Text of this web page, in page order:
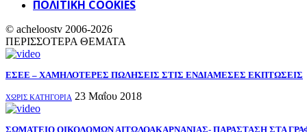
ΠΟΛΙΤΙΚΗ COOKIES
© acheloostv 2006-2026
ΠΕΡΙΣΣΟΤΕΡΑ ΘΕΜΑΤΑ
ΕΣΕΕ – ΧΑΜΗΛΟΤΕΡΕΣ ΠΩΛΗΣΕΙΣ ΣΤΙΣ ΕΝΔΙΑΜΕΣΕΣ ΕΚΠΤΩΣΕΙΣ
ΧΩΡΊΣ ΚΑΤΗΓΟΡΊΑ 23 Μαΐου 2018
ΣΩΜΑΤΕΙΟ ΟΙΚΟΔΟΜΩΝ ΑΙΤΩΛΟΑΚΑΡΝΑΝΙΑΣ- ΠΑΡΑΣΤΑΣΗ ΣΤΑ